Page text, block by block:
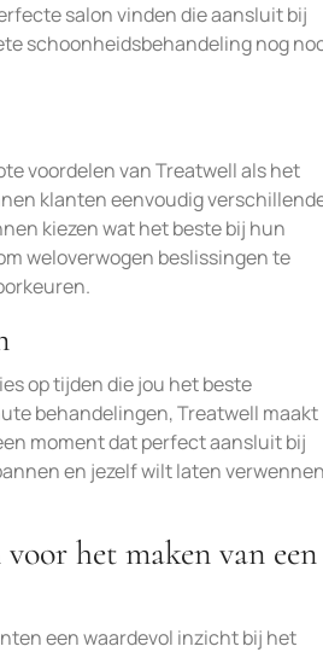
salon vinden die aansluit bij
schoonheidsbehandeling nog
voordelen van Treatwell als het
klanten eenvoudig
kiezen wat het beste bij hun
weloverwogen beslissingen te
op tijden die jou het beste
behandelingen, Treatwell maakt
moment dat perfect aansluit bij
en jezelf wilt laten verwennen
het maken van een
een waardevol inzicht bij het